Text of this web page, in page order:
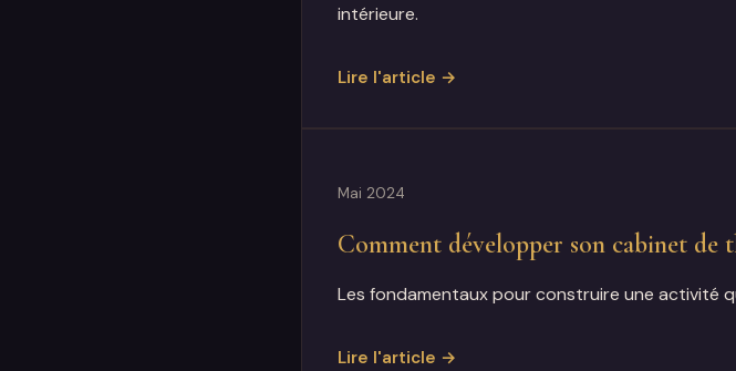
intérieure.
Lire l'article →
Mai 2024
Comment développer son cabinet de
Les fondamentaux pour construire une activité
Lire l'article →